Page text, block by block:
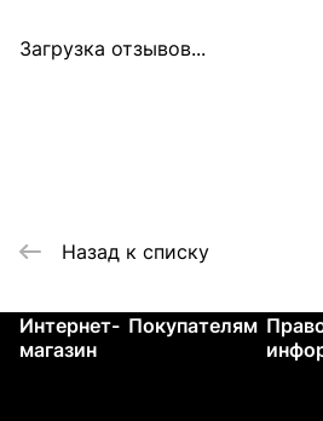
Загрузка отзывов...
Назад к списку
Интернет-
магазин
Покупателям